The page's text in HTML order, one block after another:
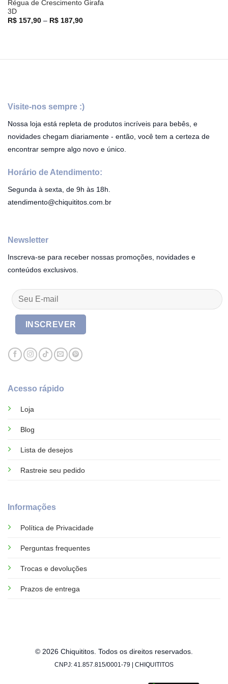
Régua de Crescimento Girafa
3D
R$157,90 – R$187,90Faixa
Visite-nos sempre :)
Nossa loja está repleta de produtos incríveis para bebês, e
novidades chegam diariamente - então, você tem a certeza de
encontrar sempre algo novo e único.
Horário de Atendimento:
Segunda à sexta, de 9h às 18h.
atendimento@chiquititos.com.br
Acesso rápido
Loja
Blog
Lista de desejos
Rastreie seu pedido
Informações
Política de Privacidade
Perguntas frequentes
Trocas e devoluções
Prazos de entrega
Newsletter
Inscreva-se para receber nossas promoções, novidades e
conteúdos exclusivos.
© 2026 Chiquititos. Todos os direitos reservados.
CNPJ: 41.857.815/0001-79 | CHIQUITITOS